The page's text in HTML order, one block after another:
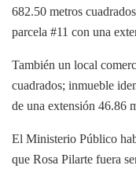
682.50 metros
parcela #11 con una
También un local
cuadrados; inmueble
de una extensión 46.86
El Ministerio Público
que Rosa Pilarte fuera